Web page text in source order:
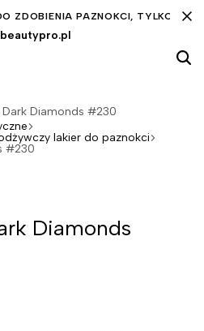
ZDOBIENIA PAZNOKCI, TYLKO DLA
Dark Diamonds #230
lakier do paznokci
#230
Diamonds